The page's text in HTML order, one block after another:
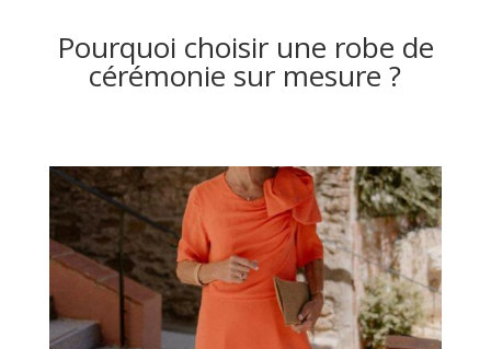
Pourquoi choisir une robe de
cérémonie sur mesure ?